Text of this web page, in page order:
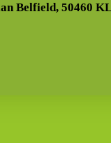
Belfield, 50460